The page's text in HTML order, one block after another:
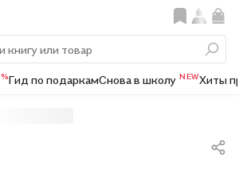
%Гид по подаркамСнова в школу NEWХиты